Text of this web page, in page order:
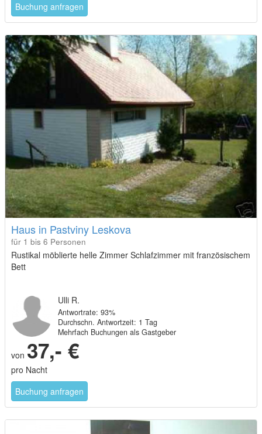
Buchung anfragen
Haus in Pastviny Leskova
für 1 bis 6 Personen
Rustikal möblierte helle Zimmer Schlafzimmer mit französischem
Bett
Ulli R.
Antwortrate: 93%
Durchschn. Antwortzeit: 1 Tag
Mehrfach Buchungen als Gastgeber
von 37,- €
pro Nacht
Buchung anfragen